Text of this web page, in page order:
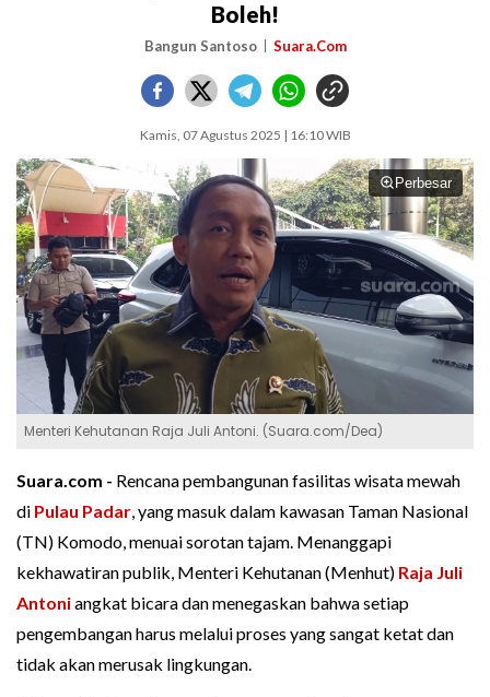
Boleh!
Bangun Santoso Suara.Com
Kamis, 07 Agustus 2025 | 16:10 WIB
Perbesar
Menteri Kehutanan Raja Juli Antoni. (Suara.com/Dea)
Suara.com - Rencana pembangunan fasilitas wisata mewah
di Pulau Padar, yang masuk dalam kawasan Taman Nasional
(TN) Komodo, menuai sorotan tajam. Menanggapi
kekhawatiran publik, Menteri Kehutanan (Menhut) Raja Juli
Antoniangkat bicara dan menegaskan bahwa setiap
pengembangan harus melalui proses yang sangat ketat dan
tidak akan merusak lingkungan.